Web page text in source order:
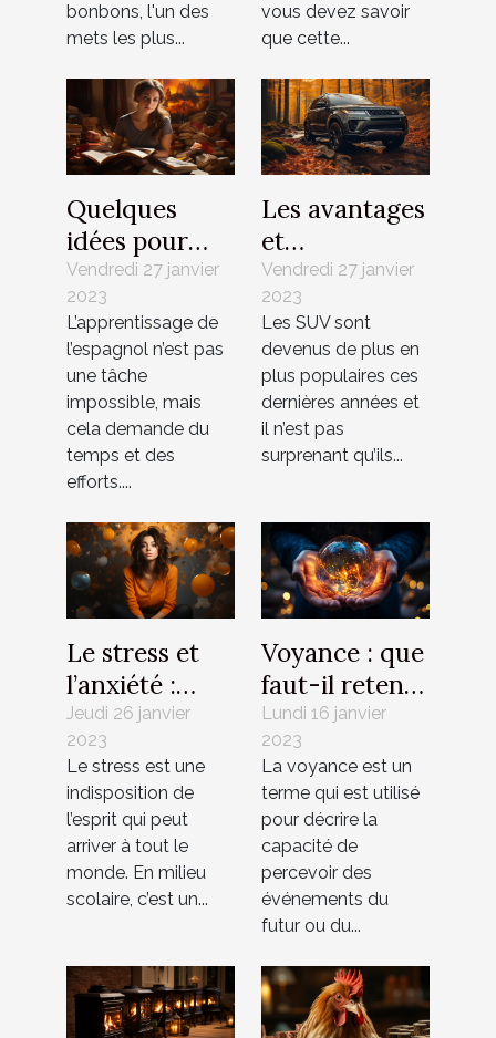
bonbons, l'un des
mets les plus...
vous devez savoir
que cette...
Quelques
idées pour
apprendre
l’espagnol
Vendredi 27 janvier
2023
L’apprentissage de
l’espagnol n’est pas
une tâche
impossible, mais
cela demande du
temps et des
efforts....
Les avantages
et
inconvénients
des SUV
Vendredi 27 janvier
2023
Les SUV sont
devenus de plus en
plus populaires ces
dernières années et
il n’est pas
surprenant qu’ils...
Le stress et
l’anxiété :
comment les
combattre ?
Jeudi 26 janvier
2023
Le stress est une
indisposition de
l’esprit qui peut
arriver à tout le
monde. En milieu
scolaire, c’est un...
Voyance : que
faut-il retenir
à ce sujet ?
Lundi 16 janvier
2023
La voyance est un
terme qui est utilisé
pour décrire la
capacité de
percevoir des
événements du
futur ou du...